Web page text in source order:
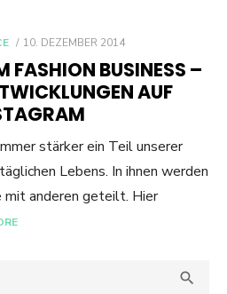
POSTED
10. DEZEMBER 2014
FASHION BUSINESS –
AUF
stärker ein Teil unserer
Lebens. In ihnen werden
mit anderen geteilt. Hier
